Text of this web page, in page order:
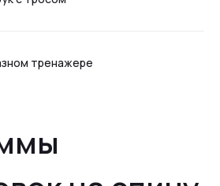
тренажере